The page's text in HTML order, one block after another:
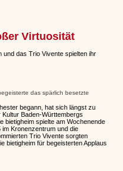
Virtuosität
und das Trio Vivente spielten ihr
das spärlich besetzte
begann, hat sich längst zu
Baden-Württembergs
bietigheim spielte am Wochenende
Kronenzentrum und die
Trio Vivente sorgten
bietigheim für begeisterten Applaus